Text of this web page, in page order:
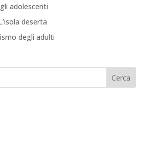
adolescenti
deserta
degli adulti